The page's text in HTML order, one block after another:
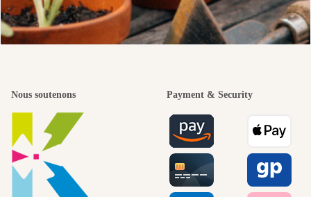
Nous soutenons Payment & Security